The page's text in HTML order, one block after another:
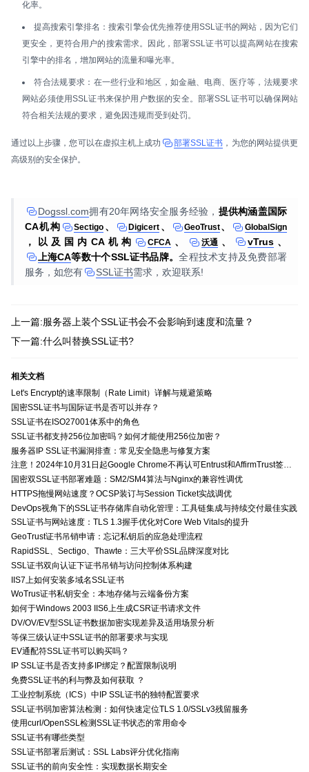
化率。
提高搜索引擎排名：搜索引擎会优先推荐使用SSL证书的网站，因为它们
更安全，更符合用户的搜索需求。因此，部署SSL证书可以提高网站在搜索
引擎中的排名，增加网站的流量和曝光率。
符合法规要求：在一些行业和地区，如金融、电商、医疗等，法规要求
网站必须使用SSL证书来保护用户数据的安全。部署SSL证书可以确保网站
符合相关法规的要求，避免因违规而受到处罚。
通过以上步骤，您可以在虚拟主机上成功 部署SSL证书 ，为您的网站提供更
高级别的安全保护。
Dogssl.com拥有20年网络安全服务经验， 提供构涵盖国际
CA机构
Sectigo 、 Digicert 、 GeoTrust、 GlobalSign
，以及国内CA机构 CFCA 、 沃通 、 vTrus、
上海CA等数十个SSL证书品牌。全程技术支持及免费部署
服务，如您有
SSL证书需求，欢迎联系!
上一篇:服务器上装个SSL证书会不会影响到速度和流量？
下一篇:什么叫替换SSL证书?
相关文档
Let's Encrypt的速率限制（Rate Limit）详解与规避策略
国密SSL证书与国际证书是否可以并存？
SSL证书在ISO27001体系中的角色
SSL证书都支持256位加密吗？如何才能使用256位加密？
服务器IP SSL证书漏洞排查：常见安全隐患与修复方案
注意！2024年10月31日起Google Chrome不再认可Entrust和AffirmTrust签发的TLS证书
国密双SSL证书部署难题：SM2/SM4算法与Nginx的兼容性调优
HTTPS拖慢网站速度？OCSP装订与Session Ticket实战调优
DevOps视角下的SSL证书存储库自动化管理：工具链集成与持续交付最佳实践
SSL证书与网站速度：TLS 1.3握手优化对Core Web Vitals的提升
GeoTrust证书吊销申请：忘记私钥后的应急处理流程
RapidSSL、Sectigo、Thawte：三大平价SSL品牌深度对比
SSL证书双向认证下证书吊销与访问控制体系构建
IIS7上如何安装多域名SSL证书
WoTrus证书私钥安全：本地存储与云端备份方案
如何于Windows 2003 IIS6上生成CSR证书请求文件
DV/OV/EV型SSL证书数据加密实现差异及适用场景分析
等保三级认证中SSL证书的部署要求与实现
EV通配符SSL证书可以购买吗？
IP SSL证书是否支持多IP绑定？配置限制说明
免费SSL证书的利与弊及如何获取 ？
工业控制系统（ICS）中IP SSL证书的独特配置要求
SSL证书弱加密算法检测：如何快速定位TLS 1.0/SSLv3残留服务
使用curl/OpenSSL检测SSL证书状态的常用命令
SSL证书有哪些类型
SSL证书部署后测试：SSL Labs评分优化指南
SSL证书的前向安全性：实现数据长期安全